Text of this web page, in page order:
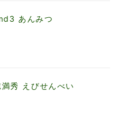
あんみつ
満秀 えびせんべい